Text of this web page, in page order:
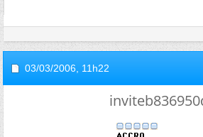
03/03/2006, 11h22